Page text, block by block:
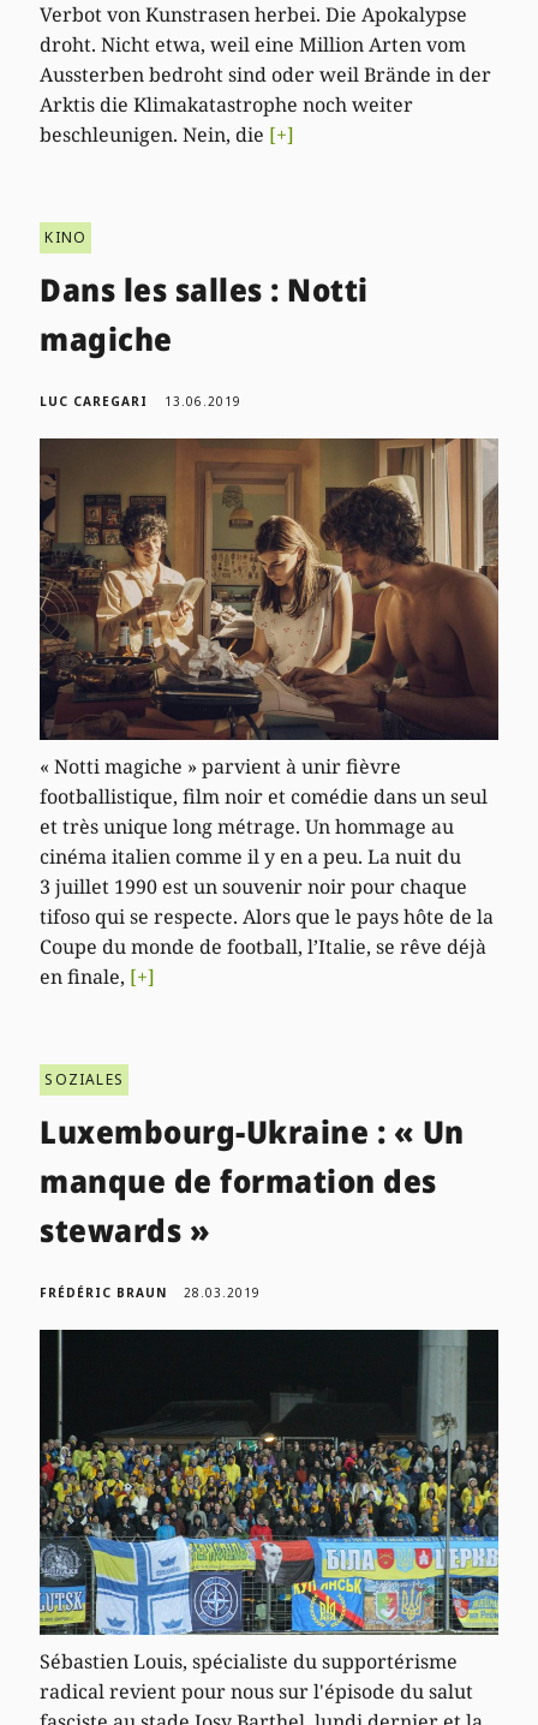
Verbot von Kunstrasen herbei. Die Apokalypse
droht. Nicht etwa, weil eine Million Arten vom
Aussterben bedroht sind oder weil Brände in der
Arktis die Klimakatastrophe noch weiter
beschleunigen. Nein, die [+]
KINO
Dans les salles : Notti
magiche
LUC CAREGARI 13.06.2019
« Notti magiche » parvient à unir fièvre
footballistique, film noir et comédie dans un seul
et très unique long métrage. Un hommage au
cinéma italien comme il y en a peu. La nuit du
3 juillet 1990 est un souvenir noir pour chaque
tifoso qui se respecte. Alors que le pays hôte de la
Coupe du monde de football, l’Italie, se rêve déjà
en finale, [+]
SOZIALES
Luxembourg-Ukraine : « Un
manque de formation des
stewards »
FRÉDÉRIC BRAUN 28.03.2019
Sébastien Louis, spécialiste du supportérisme
radical revient pour nous sur l'épisode du salut